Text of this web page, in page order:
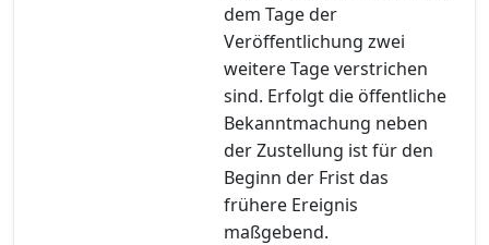
dem Tage der
Veröffentlichung zwei
weitere Tage verstrichen
sind. Erfolgt die öffentliche
Bekanntmachung neben
der Zustellung ist für den
Beginn der Frist das
frühere Ereignis
maßgebend.